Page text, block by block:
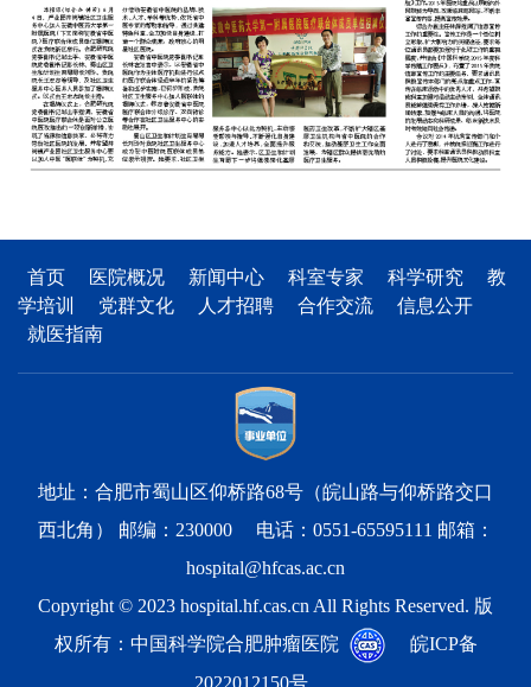
首页 医院概况 新闻中心 科室专家 科学研究
教
学培训
党群文化 人才招聘 合作交流
信息公开
就医指南
地址：合肥市蜀山区仰桥路68号（皖山路与仰桥路交口
西北角） 邮编：230000 电话：0551-65595111 邮箱：
hospital@hfcas.ac.cn
Copyright © 2023 hospital.hf.cas.cn All Rights Reserved. 版
权所有：中国科学院合肥肿瘤医院
皖ICP备